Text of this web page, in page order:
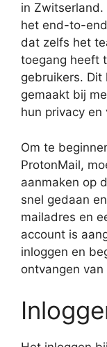
in
het end-to-
dat zelfs het
toegang heeft
gebruikers. Dit
gemaakt bij
hun privacy en
Om te
ProtonMail,
aanmaken op
snel gedaan
mailadres en
account is
inloggen en
ontvangen